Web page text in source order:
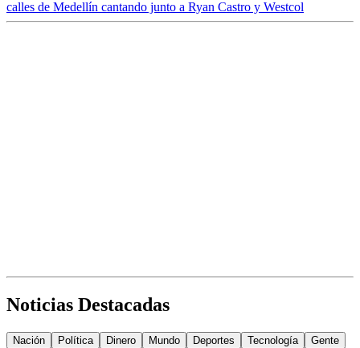
calles de Medellín cantando junto a Ryan Castro y Westcol
Noticias Destacadas
Nación Política Dinero Mundo Deportes Tecnología Gente